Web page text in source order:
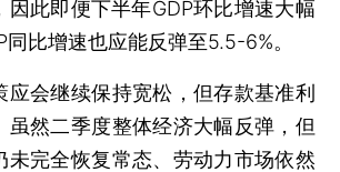
因此即便下半年GDP环比增速大幅
比增速也应能反弹至5.5-6%。
会继续保持宽松，但存款基准利
虽然二季度整体经济大幅反弹，但
未完全恢复常态、劳动力市场依然